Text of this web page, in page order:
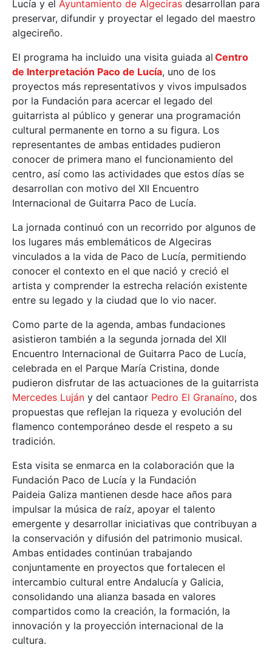
Lucía y el Ayuntamiento de Algeciras desarrollan para
preservar, difundir y proyectar el legado del maestro
algecireño.
El programa ha incluido una visita guiada al Centro
de Interpretación Paco de Lucía, uno de los
proyectos más representativos y vivos impulsados
por la Fundación para acercar el legado del
guitarrista al público y generar una programación
cultural permanente en torno a su figura. Los
representantes de ambas entidades pudieron
conocer de primera mano el funcionamiento del
centro, así como las actividades que estos días se
desarrollan con motivo del XII Encuentro
Internacional de Guitarra Paco de Lucía.
La jornada continuó con un recorrido por algunos de
los lugares más emblemáticos de Algeciras
vinculados a la vida de Paco de Lucía, permitiendo
conocer el contexto en el que nació y creció el
artista y comprender la estrecha relación existente
entre su legado y la ciudad que lo vio nacer.
Como parte de la agenda, ambas fundaciones
asistieron también a la segunda jornada del XII
Encuentro Internacional de Guitarra Paco de Lucía,
celebrada en el Parque María Cristina, donde
pudieron disfrutar de las actuaciones de la guitarrista
Mercedes Luján y del cantaor Pedro El Granaíno, dos
propuestas que reflejan la riqueza y evolución del
flamenco contemporáneo desde el respeto a su
tradición.
Esta visita se enmarca en la colaboración que la
Fundación Paco de Lucía y la Fundación
Paideia Galiza mantienen desde hace años para
impulsar la música de raíz, apoyar el talento
emergente y desarrollar iniciativas que contribuyan a
la conservación y difusión del patrimonio musical.
Ambas entidades continúan trabajando
conjuntamente en proyectos que fortalecen el
intercambio cultural entre Andalucía y Galicia,
consolidando una alianza basada en valores
compartidos como la creación, la formación, la
innovación y la proyección internacional de la
cultura.